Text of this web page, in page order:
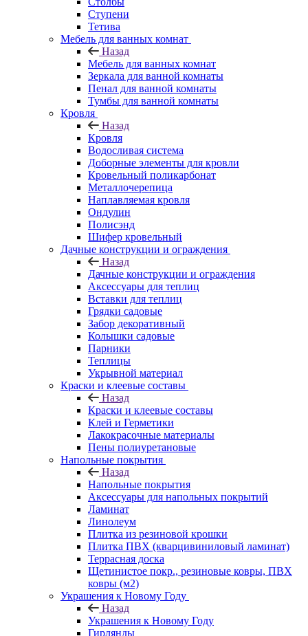
Ступени
Тетива
Мебель для ванных комнат
Назад
Мебель для ванных комнат
Зеркала для ванной комнаты
Пенал для ванной комнаты
Тумбы для ванной комнаты
Кровля
Назад
Кровля
Водосливая система
Доборные элементы для кровли
Кровельный поликарбонат
Металлочерепица
Наплавляемая кровля
Ондулин
Полисэнд
Шифер кровельный
Дачные конструкции и ограждения
Назад
Дачные конструкции и ограждения
Аксессуары для теплиц
Вставки для теплиц
Грядки садовые
Забор декоративный
Колышки садовые
Парники
Теплицы
Укрывной материал
Краски и клеевые составы
Назад
Краски и клеевые составы
Клей и Герметики
Лакокрасочные материалы
Пены полиуретановые
Напольные покрытия
Назад
Напольные покрытия
Аксессуары для напольных покрытий
Ламинат
Линолеум
Плитка из резиновой крошки
Плитка ПВХ (кварцивиниловый ламинат)
Террасная доска
Щетинистое покр., резиновые ковры, ПВХ
ковры (м2)
Украшения к Новому Году
Назад
Украшения к Новому Году
Гирлянды